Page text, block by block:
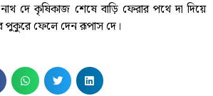
দে কৃষিকাজ শেষে বাড়ি ফেরার পথে দা দিয়ে
পুকুরে ফেলে দেন রূপাস দে।